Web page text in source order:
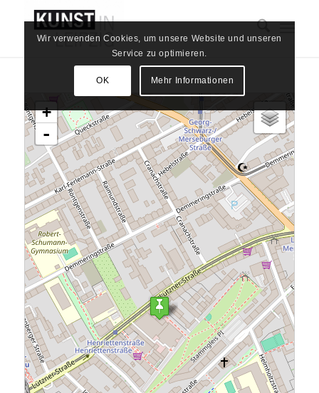
Karte wird geladen - bitte warten...
+
-
Wir verwenden Cookies, um unsere Website und unseren
Service zu optimieren.
OK Mehr Informationen